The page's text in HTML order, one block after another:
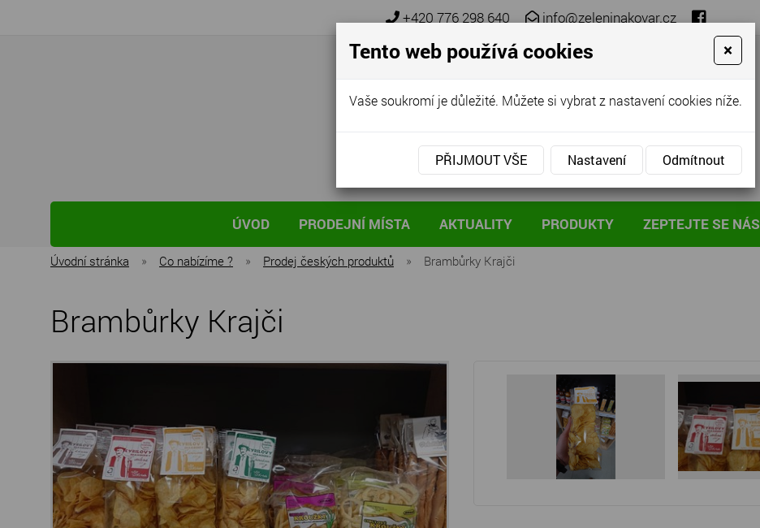
+420 776 298 640 info@zeleninakovar.cz
ÚVOD PRODEJNÍ MÍSTA AKTUALITY PRODUKTY ZEPTEJTE SE NÁS
Úvodní stránka » Co nabízíme ? » Prodej českých produktů » Brambůrky Krajči
Brambůrky Krajči
Tento web používá cookies ×
Vaše soukromí je důležité. Můžete si vybrat z nastavení cookies níže.
PŘIJMOUT VŠE Nastavení Odmítnout